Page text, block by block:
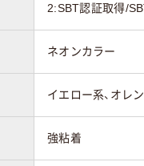
2:SBT認証取得/
ネオンカラー
イエロー系、オレ
強粘着